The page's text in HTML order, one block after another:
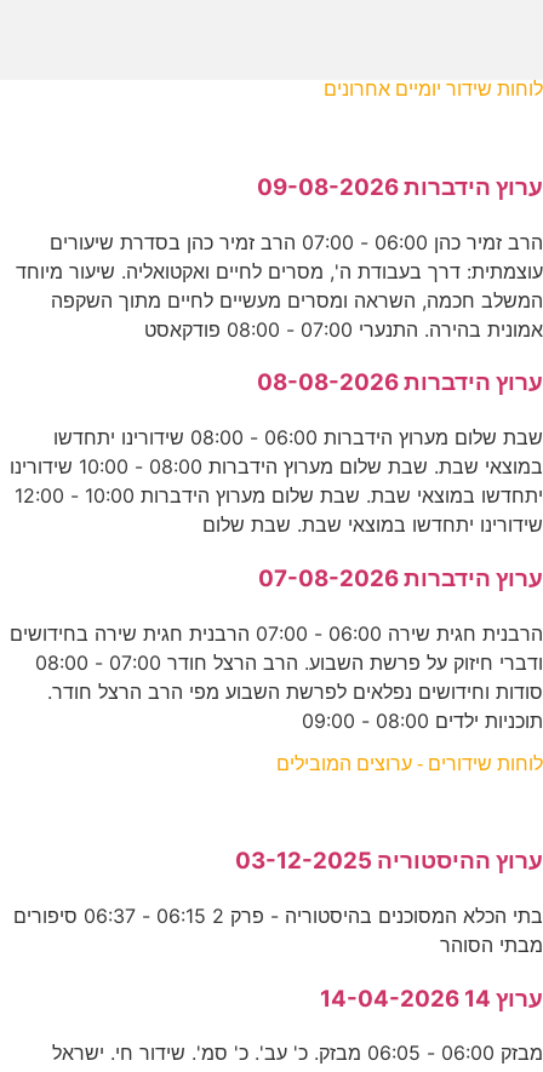
לוחות שידור יומיים אחרונים
ערוץ הידברות 09-08-2026
הרב זמיר כהן 06:00 - 07:00 הרב זמיר כהן בסדרת שיעורים
עוצמתית: דרך בעבודת ה', מסרים לחיים ואקטואליה. שיעור מיוחד
המשלב חכמה, השראה ומסרים מעשיים לחיים מתוך השקפה
אמונית בהירה. התנערי 07:00 - 08:00 פודקאסט
ערוץ הידברות 08-08-2026
שבת שלום מערוץ הידברות 06:00 - 08:00 שידורינו יתחדשו
במוצאי שבת. שבת שלום מערוץ הידברות 08:00 - 10:00 שידורינו
יתחדשו במוצאי שבת. שבת שלום מערוץ הידברות 10:00 - 12:00
שידורינו יתחדשו במוצאי שבת. שבת שלום
ערוץ הידברות 07-08-2026
הרבנית חגית שירה 06:00 - 07:00 הרבנית חגית שירה בחידושים
ודברי חיזוק על פרשת השבוע. הרב הרצל חודר 07:00 - 08:00
סודות וחידושים נפלאים לפרשת השבוע מפי הרב הרצל חודר.
תוכניות ילדים 08:00 - 09:00
לוחות שידורים - ערוצים המובילים
ערוץ ההיסטוריה 03-12-2025
בתי הכלא המסוכנים בהיסטוריה - פרק 2 06:15 - 06:37 סיפורים
מבתי הסוהר
ערוץ 14 14-04-2026
מבזק 06:00 - 06:05 מבזק. כ' עב'. כ' סמ'. שידור חי. ישראל